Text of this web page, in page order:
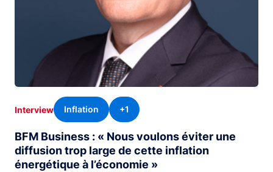
Interview Inflation +1
BFM Business : « Nous voulons éviter une
diffusion trop large de cette inflation
énergétique à l’économie »